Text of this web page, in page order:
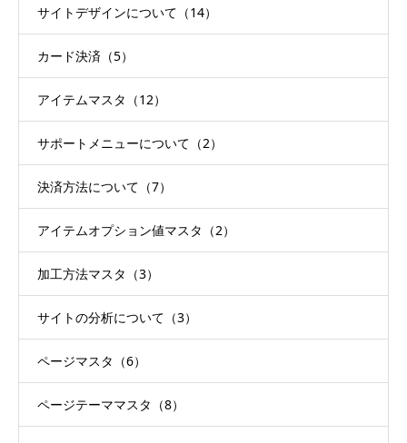
サイトデザインについて（14）
カード決済（5）
アイテムマスタ（12）
サポートメニューについて（2）
決済方法について（7）
アイテムオプション値マスタ（2）
加工方法マスタ（3）
サイトの分析について（3）
ページマスタ（6）
ページテーママスタ（8）